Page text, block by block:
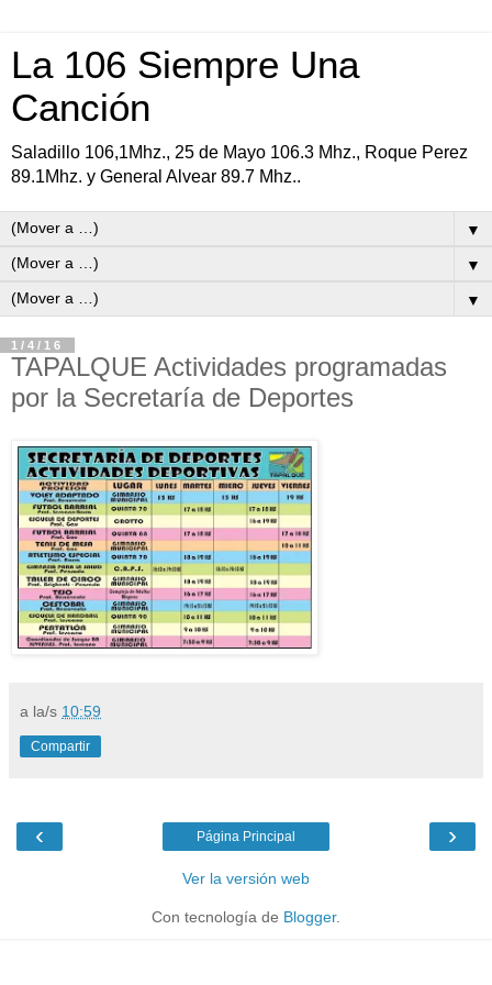
La 106 Siempre Una
Canción
Saladillo 106,1Mhz., 25 de Mayo 106.3 Mhz., Roque Perez
89.1Mhz. y General Alvear 89.7 Mhz..
▼
▼
▼
1/4/16
TAPALQUE Actividades programadas
por la Secretaría de Deportes
a la/s 10:59
Compartir
‹ ›
Página Principal
Ver la versión web
Con tecnología de Blogger.